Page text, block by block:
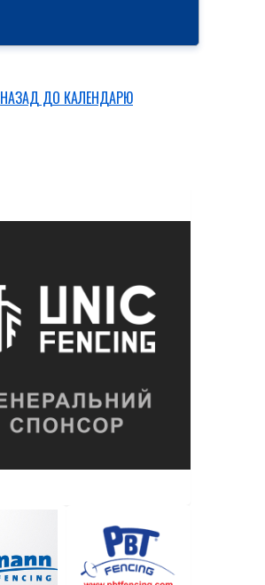
НАЗАД ДО КАЛЕНДАРЮ